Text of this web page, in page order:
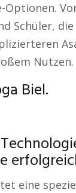
Optionen.
Schüler,
Nutzen.
Biel.
eine